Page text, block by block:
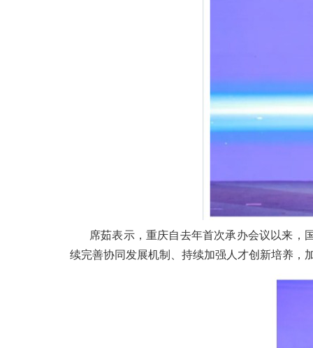
席茹表示，重庆自去年首次承办会议以来，
续完善协同发展机制、持续加强人才创新培养，